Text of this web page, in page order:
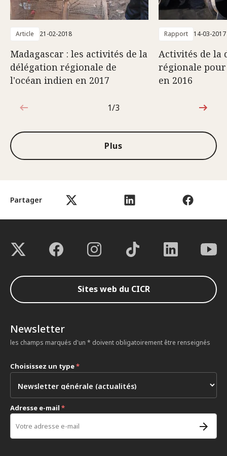
Partager
Article 21-02-2018
Madagascar : les activités de la
délégation régionale de
l'océan indien en 2017
Rapport 14-03-2017
Activités de la
régionale pour
en 2016
1sur3
1/3
Plus
Sites web du CICR
Newsletter
les champs marqués d'un * doivent obligatoirement être renseignés
Choisissez un type*
Adresse e-mail *